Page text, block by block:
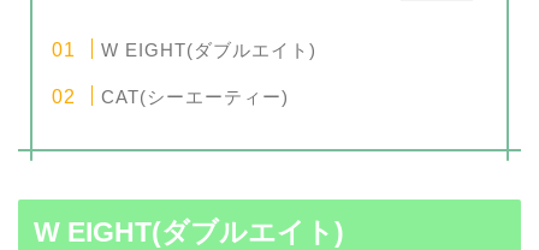
W EIGHT(ダブルエイト)
CAT(シーエーティー)
W EIGHT(ダブルエイト)